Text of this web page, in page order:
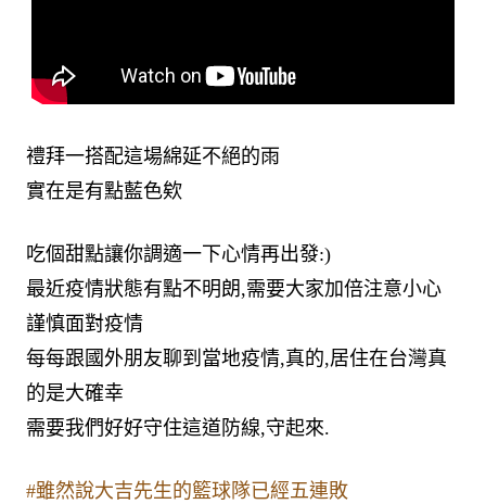
禮拜一搭配這場綿延不絕的雨
實在是有點藍色欸
吃個甜點讓你調適一下心情再出發:)
最近疫情狀態有點不明朗,需要大家加倍注意小心
謹慎面對疫情
每每跟國外朋友聊到當地疫情,真的,居住在台灣真
的是大確幸
需要我們好好守住這道防線,守起來.
#雖然說大吉先生的籃球隊已經五連敗